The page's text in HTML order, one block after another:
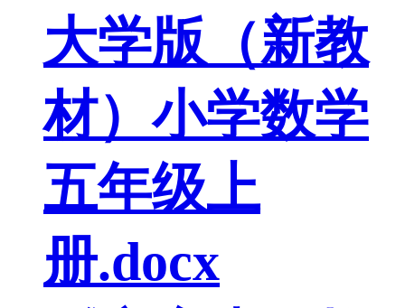
大学版（新教
材）小学数学
五年级上
册.docx